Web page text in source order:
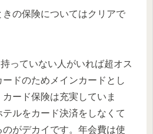
の保険についてはクリアで
っていない人がいれば超オス
ドのためメインカードとし
ード保険は充実していま
ルをカード決済をしなくて
がデカイです。年会費は使